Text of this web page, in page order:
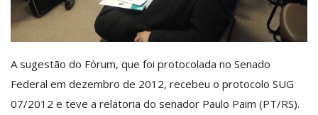
A sugestão do Fórum, que foi protocolada no Senado
Federal em dezembro de 2012, recebeu o protocolo SUG
07/2012 e teve a relatoria do senador Paulo Paim (PT/RS).